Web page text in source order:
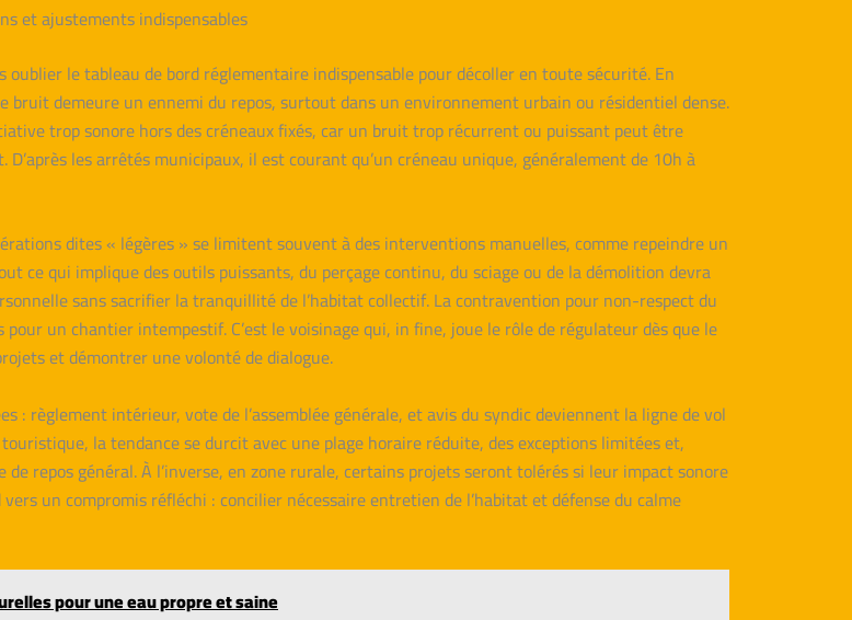
et ajustements indispensables
le tableau de bord réglementaire indispensable pour décoller en toute sécurité. En
bruit demeure un ennemi du repos, surtout dans un environnement urbain ou résidentiel dense.
trop sonore hors des créneaux fixés, car un bruit trop récurrent ou puissant peut être
les arrêtés municipaux, il est courant qu’un créneau unique, généralement de 10h à
dites « légères » se limitent souvent à des interventions manuelles, comme repeindre un
ce qui implique des outils puissants, du perçage continu, du sciage ou de la démolition devra
sans sacrifier la tranquillité de l’habitat collectif. La contravention pour non-respect du
un chantier intempestif. C’est le voisinage qui, in fine, joue le rôle de régulateur dès que le
et démontrer une volonté de dialogue.
: règlement intérieur, vote de l’assemblée générale, et avis du syndic deviennent la ligne de vol
la tendance se durcit avec une plage horaire réduite, des exceptions limitées et,
repos général. À l’inverse, en zone rurale, certains projets seront tolérés si leur impact sonore
un compromis réfléchi : concilier nécessaire entretien de l’habitat et défense du calme
pour une eau propre et saine